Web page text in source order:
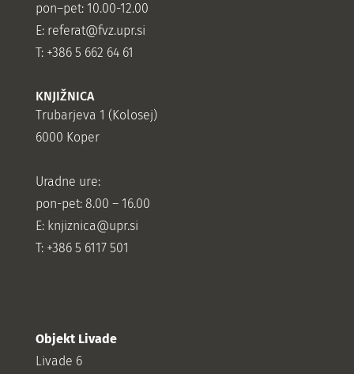
pon–pet: 10.00-12.00
E: referat@fvz.upr.si
T: +386 5 662 64 61
KNJIŽNICA
Trubarjeva 1 (Kolosej)
6000 Koper
Uradne ure:
pon-pet: 8.00 – 16.00
E: knjiznica@upr.si
T: +386 5 6117 501
Objekt Livade
Livade 6